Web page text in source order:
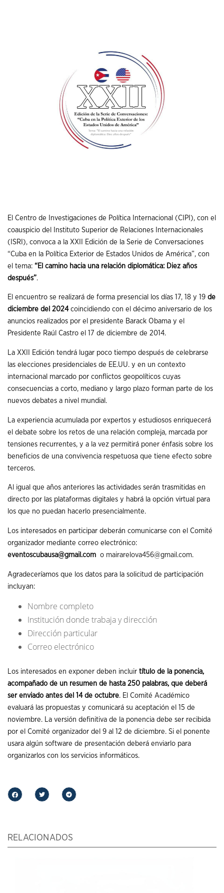
El Centro de Investigaciones de Política Internacional (CIPI), con el
coauspicio del Instituto Superior de Relaciones Internacionales
(ISRI), convoca a la XXII Edición de la Serie de Conversaciones
“Cuba en la Política Exterior de Estados Unidos de América”, con
el tema: “ El camino hacia una relación diplomática: Diez años
después”.
El encuentro se realizará de forma presencial los días 17, 18 y 19 de
diciembre del 2024coincidiendo con el décimo aniversario de los
anuncios realizados por el presidente Barack Obama y el
Presidente Raúl Castro el 17 de diciembre de 2014.
La XXII Edición tendrá lugar poco tiempo después de celebrarse
las elecciones presidenciales de EE.UU. y en un contexto
internacional marcado por conflictos geopolíticos cuyas
consecuencias a corto, mediano y largo plazo forman parte de los
nuevos debates a nivel mundial.
La experiencia acumulada por expertos y estudiosos enriquecerá
el debate sobre los retos de una relación compleja, marcada por
tensiones recurrentes, y a la vez permitirá poner énfasis sobre los
beneficios de una convivencia respetuosa que tiene efecto sobre
terceros.
Al igual que años anteriores las actividades serán trasmitidas en
directo por las plataformas digitales y habrá la opción virtual para
los que no puedan hacerlo presencialmente.
Los interesados en participar deberán comunicarse con el Comité
organizador mediante correo electrónico:
eventoscubausa@gmail.com o mairarelova456@gmail.com.
Agradeceríamos que los datos para la solicitud de participación
incluyan:
Nombre completo
Institución donde trabaja y dirección
Dirección particular
Correo electrónico
Los interesados en exponer deben incluir título de la ponencia,
acompañado de un resumen de hasta 250 palabras, que deberá
ser enviado antes del 14 de octubre. El Comité Académico
evaluará las propuestas y comunicará su aceptación el 15 de
noviembre. La versión definitiva de la ponencia debe ser recibida
por el Comité organizador del 9 al 12 de diciembre. Si el ponente
usara algún software de presentación deberá enviarlo para
organizarlos con los servicios informáticos.
RELACIONADOS